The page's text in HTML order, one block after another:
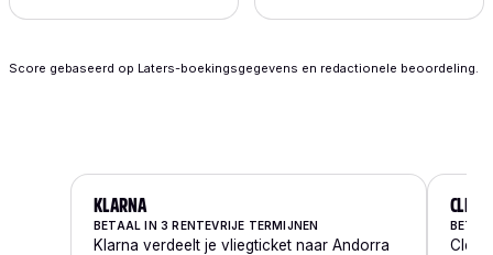
Score gebaseerd op Laters-boekingsgegevens en redactionele beoordeling.
KLARNA
BETAAL IN 3 RENTEVRIJE TERMIJNEN
Klarna verdeelt je vliegticket naar Andorra